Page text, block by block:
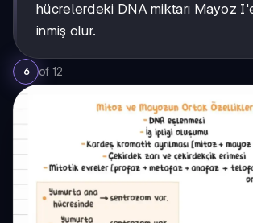
hücrelerdeki DNA miktarı Mayoz
inmiş olur.
6 of 12